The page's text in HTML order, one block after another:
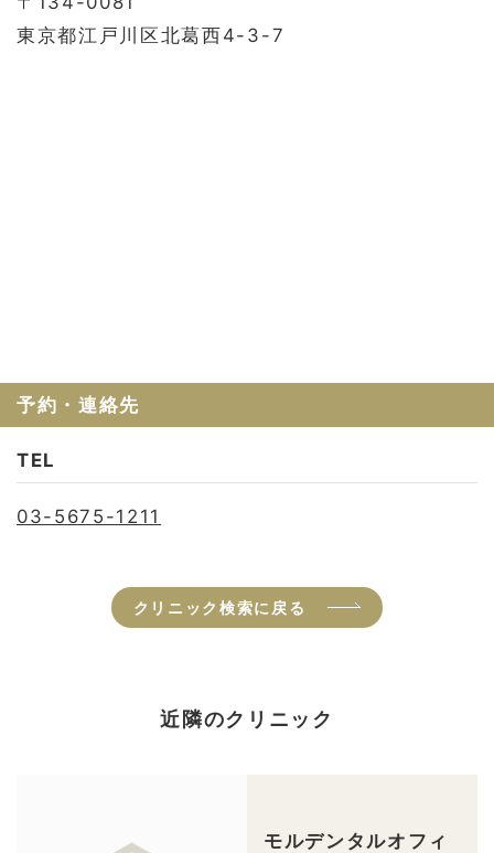
東京都江戸川区北葛西4-3-7
予約・連絡先
TEL
03-5675-1211
クリニック検索に戻る
近隣のクリニック
モルデンタルオフィ